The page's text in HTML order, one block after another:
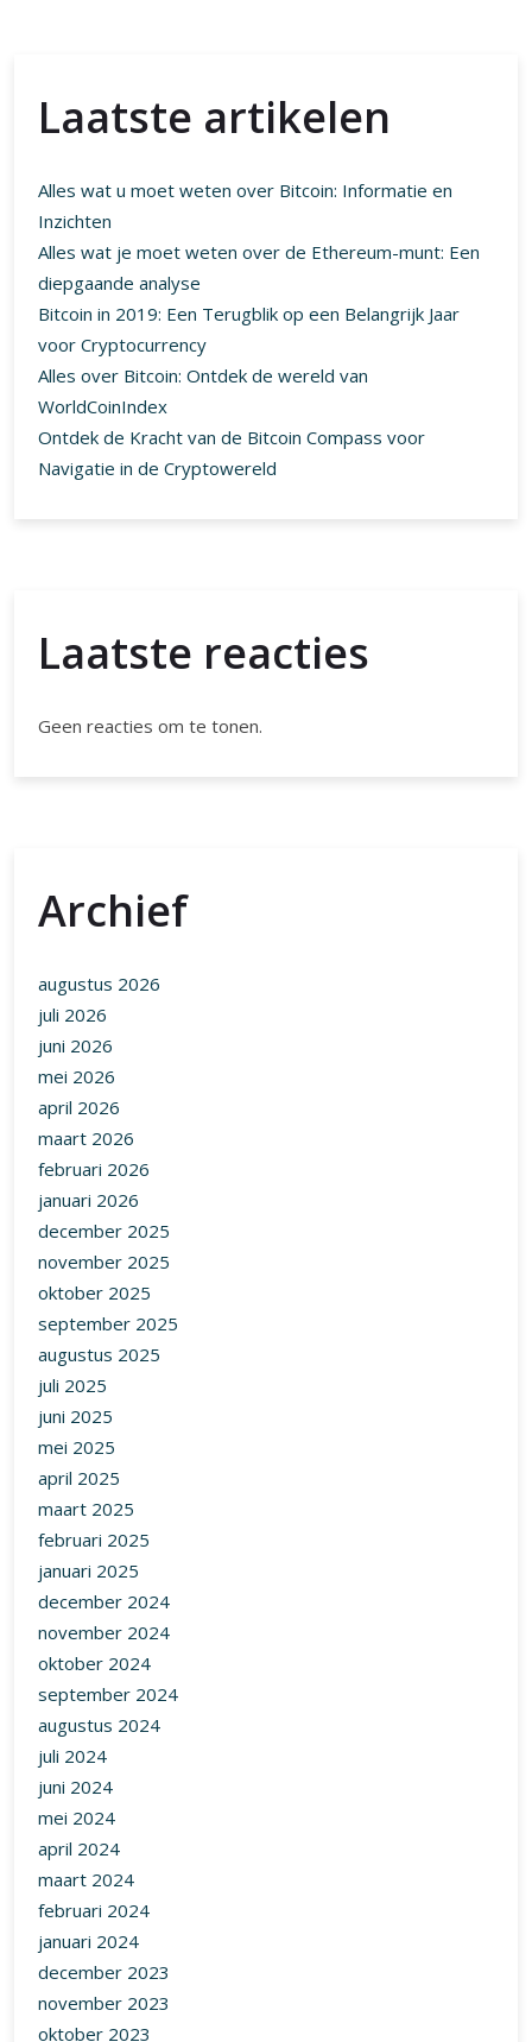
voor Cryptocurrency
Ontdek de Kracht van de Bitcoin Compass voor
Navigatie in de Cryptowereld
Laatste reacties
Archief
maart 2026
december 2025
november 2025
oktober 2025
september 2025
augustus 2025
juli 2025
juni 2025
mei 2025
april 2025
maart 2025
februari 2025
januari 2025
december 2024
november 2024
oktober 2024
september 2024
augustus 2024
juli 2024
juni 2024
mei 2024
april 2024
maart 2024
februari 2024
januari 2024
december 2023
november 2023
oktober 2023
september 2023
augustus 2023
juli 2023
juni 2023